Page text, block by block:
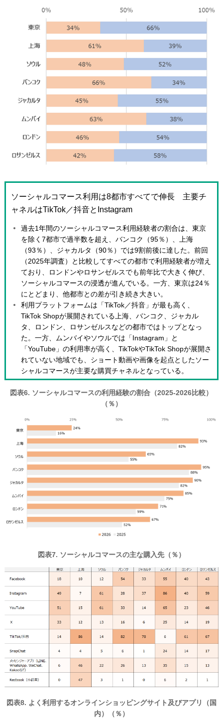
ソーシャルコマース利用は8都市すべてで伸長 主要チ
ャネルはTikTok／抖音とInstagram
過去1年間のソーシャルコマース利用経験者の割合は、東京
を除く7都市で過半数を超え、バンコク（95％）、上海
（93％）、ジャカルタ（90％）では9割前後に達した。前回
（2025年調査）と比較してすべての都市で利用経験者が増え
ており、ロンドンやロサンゼルスでも前年比で大きく伸び、
ソーシャルコマースの浸透が進んでいる。一方、東京は24％
にとどまり、他都市との差が引き続き大きい。
利用プラットフォームは「TikTok／抖音」が最も高く、
TikTok Shopが展開されている上海、バンコク、ジャカル
タ、ロンドン、ロサンゼルスなどの都市ではトップとなっ
た。一方、ムンバイやソウルでは「Instagram」と
「YouTube」の利用率が高く、TikTokやTikTok Shopが展開さ
れていない地域でも、ショート動画や画像を起点としたソー
シャルコマースが主要な購買チャネルとなっている。
図表6. ソーシャルコマースの利用経験の割合（2025-2026比較）
（％）
図表7. ソーシャルコマースの主な購入先（％）
図表8. よく利用するオンラインショッピングサイト及びアプリ（国
内）（％）